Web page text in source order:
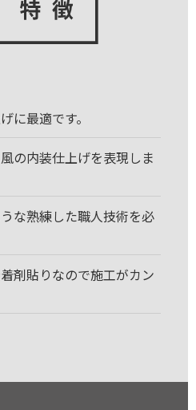
に最適です。
の内装仕上げを表現しま
な熟練した職人技術を必
剤貼りなので施工がカン